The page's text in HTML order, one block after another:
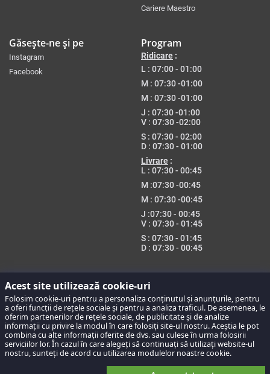
Acest site utilizează cookie-uri
Folosim cookie-uri pentru a personaliza conținutul și anunțurile, pentru
a oferi funcții de rețele sociale și pentru a analiza traficul. De asemenea, le
oferim partenerilor de rețele sociale, de publicitate și de analize
informații cu privire la modul în care folosiți site-ul nostru. Aceștia le pot
combina cu alte informații oferite de dvs. sau culese în urma folosirii
serviciilor lor. În cazul în care alegeți să continuați să utilizați website-ul
nostru, sunteți de acord cu utilizarea modulelor noastre cookie.
Cariere Maestro
Găsește-ne și pe
Instagram
Facebook
Program
Ridicare :
L : 07:00 - 01:00
M : 07:30 -01:00
M : 07:30 -01:00
J : 07:30 -01:00
V : 07:30 -02:00
S : 07:30 - 02:00
D : 07:30 - 01:00
Livrare :
L : 07:30 - 00:45
M :07:30 -00:45
M : 07:30 -00:45
J :07:30 - 00:45
V : 07:30 - 01:45
S : 07:30 - 01:45
D : 07:30 - 00:45